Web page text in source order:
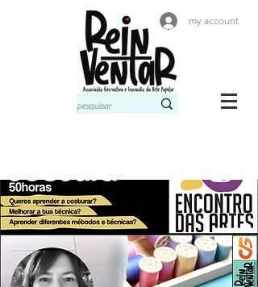
my account